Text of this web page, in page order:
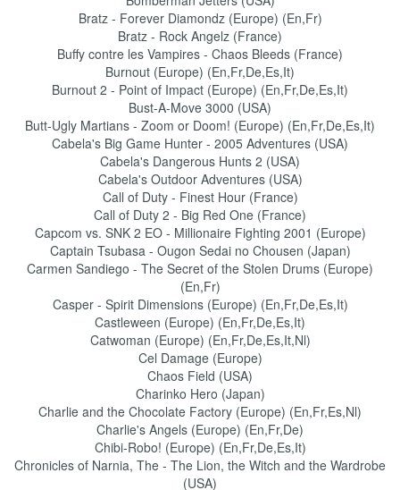
Bratz - Forever Diamondz (Europe) (En,Fr)
Bratz - Rock Angelz (France)
Buffy contre les Vampires - Chaos Bleeds (France)
Burnout (Europe) (En,Fr,De,Es,It)
Burnout 2 - Point of Impact (Europe) (En,Fr,De,Es,It)
Bust-A-Move 3000 (USA)
Butt-Ugly Martians - Zoom or Doom! (Europe) (En,Fr,De,Es,It)
Cabela's Big Game Hunter - 2005 Adventures (USA)
Cabela's Dangerous Hunts 2 (USA)
Cabela's Outdoor Adventures (USA)
Call of Duty - Finest Hour (France)
Call of Duty 2 - Big Red One (France)
Capcom vs. SNK 2 EO - Millionaire Fighting 2001 (Europe)
Captain Tsubasa - Ougon Sedai no Chousen (Japan)
Carmen Sandiego - The Secret of the Stolen Drums (Europe)
(En,Fr)
Casper - Spirit Dimensions (Europe) (En,Fr,De,Es,It)
Castleween (Europe) (En,Fr,De,Es,It)
Catwoman (Europe) (En,Fr,De,Es,It,Nl)
Cel Damage (Europe)
Chaos Field (USA)
Charinko Hero (Japan)
Charlie and the Chocolate Factory (Europe) (En,Fr,Es,Nl)
Charlie's Angels (Europe) (En,Fr,De)
Chibi-Robo! (Europe) (En,Fr,De,Es,It)
Chronicles of Narnia, The - The Lion, the Witch and the Wardrobe
(USA)